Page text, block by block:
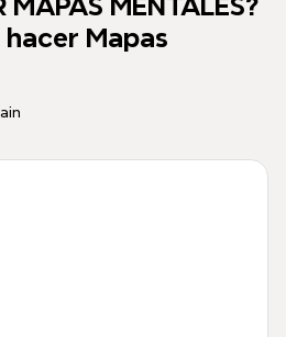
MAPAS MENTALES?
hacer Mapas